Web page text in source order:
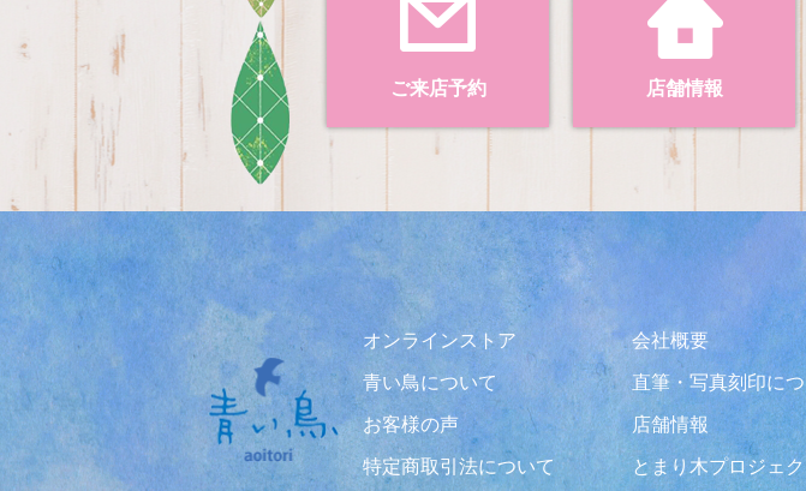
ご来店予約 店舗情報
オンラインストア
会社概要
青い鳥について
直筆・写真刻印に
お客様の声
店舗情報
特定商取引法について
とまり木プロジェク